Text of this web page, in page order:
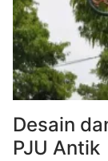
Pagar Besi
Railing
Railing
Kursi
Ornamen
Gallery
Gallery
Gallery
Gallery
Gallery
Articles
Projects
Contact Us
Desain
PJU Antik